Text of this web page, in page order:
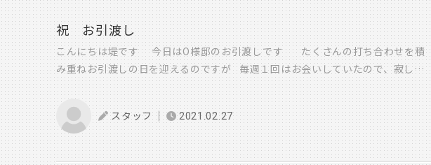
くさん作っていかれることを願っております(*'▽') これからもよろしくお願いい
たします。 中野
祝 お引渡し
こんにちは堤です 今日はO様邸のお引渡しです たくさんの打ち合わせを積
み重ねお引渡しの日を迎えるのですが 毎週１回はお会いしていたので、寂しさ
が募ってしまいます ただ当日お家の中で、お子さんが元気に走り回ったり お施
主様の笑顔を見ると嬉しさも込み上げて 嬉しさ半分、寂しさ半分となります
これからは新しいお家で暮らす中で気になる点など アフターで色々とお手伝い
できたらと思いますので 今後もたくさんのお付き合いができればと思います O
様本当にありがとうございました！
スタッフ 2021.02.27